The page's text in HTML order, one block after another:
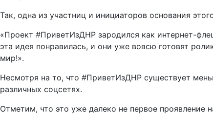
Так, одна из участниц и инициаторов основания
«Проект #ПриветИзДНР зародился как интернет-
эта идея понравилась, и они уже вовсю готовят
мир!».
Несмотря на то, что #ПриветИзДНР существует
различных соцсетях.
Отметим, что это уже далеко не первое проявление